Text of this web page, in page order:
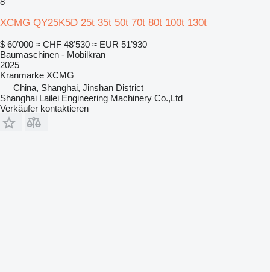
XCMG QY25K5D 25t 35t 50t 70t 80t 100t 130t
$ 60’000 ≈ CHF 48’530 ≈ EUR 51’930
Baumaschinen - Mobilkran
2025
Kranmarke XCMG
China, Shanghai, Jinshan District
Shanghai Lailei Engineering Machinery Co.,Ltd
Verkäufer kontaktieren